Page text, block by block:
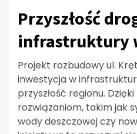
Przyszłość
infrastruktury
Projekt rozbudowy ul.
inwestycja w
przyszłość regionu.
rozwiązaniom, takim jak
wody deszczowej czy